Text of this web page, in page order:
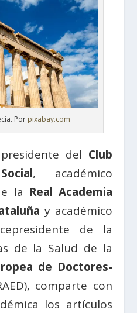
Por pixabay.com
del Club
, académico
la Real Academia
y académico
de la
de la Salud de la
de Doctores-
comparte con
los artículos